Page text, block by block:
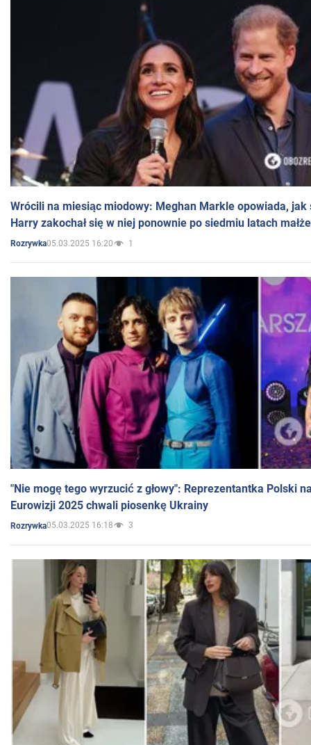
Wrócili na miesiąc miodowy: Meghan Markle opowiada, jak
Harry zakochał się w niej ponownie po siedmiu latach
Rozrywka05.03.2025 16:20 1
"Nie mogę tego wyrzucić z głowy": Reprezentantka Polski
Eurowizji 2025 chwali piosenkę Ukrainy
Rozrywka05.03.2025 16:18 3